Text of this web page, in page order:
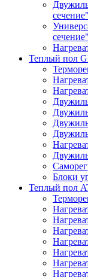
сечение"
сечение"
Теплый пол
Блоки
Теплый пол